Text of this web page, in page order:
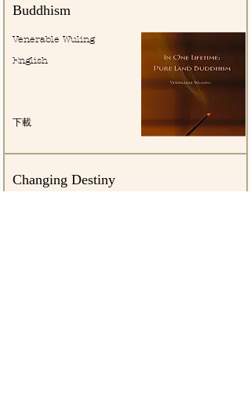
Buddhism
下載
Venerable Wuling
English
Changing Destiny